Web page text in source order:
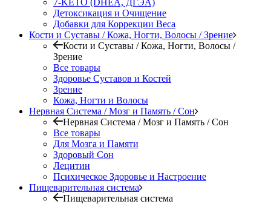
7-KETO (DHEA, ДГЭА)
Детоксикация и Очищение
Добавки для Коррекции Веса
Кости и Суставы / Кожа, Ногти, Волосы / Зрение
Кости и Суставы / Кожа, Ногти, Волосы /
Зрение
Все товары
Здоровье Суставов и Костей
Зрение
Кожа, Ногти и Волосы
Нервная Система / Мозг и Память / Сон
Нервная Система / Мозг и Память / Сон
Все товары
Для Мозга и Памяти
Здоровый Сон
Лецитин
Психическое Здоровье и Настроение
Пищеварительная система
Пищеварительная система